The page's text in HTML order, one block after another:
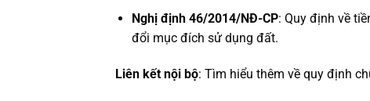
Nghị định 46/2014/NĐ-CP: Quy định về
đổi mục đích sử dụng đất.
Liên kết nội bộ: Tìm hiểu thêm về quy định